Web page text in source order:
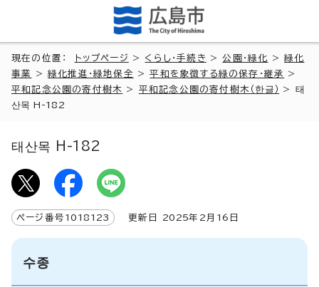
現在の位置： トップページ > くらし・手続き >公園・緑化 >緑化
事業
>緑化推進・緑地保全 >平和を象徴する緑の保存・継承
>
平和記念公園の寄付樹木
> 平和記念公園の寄付樹木（ 한글 ） > 태
산목 H-182
태산목 H-182
ページ番号 1018123 更新日 2025年2月 16 日
수종